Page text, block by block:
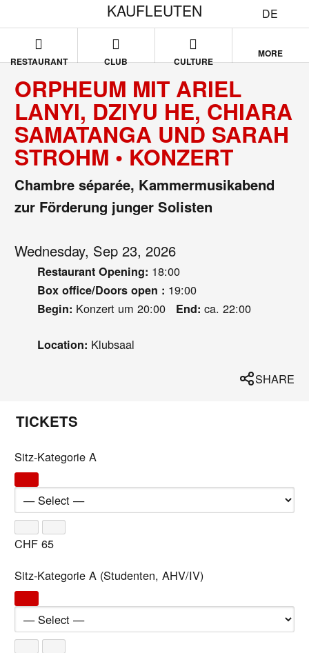
DE
KAUFLEUTEN
RESTAURANT CLUB CULTURE
MORE
ORPHEUM MIT ARIEL
LANYI, DZIYU HE, CHIARA
SAMATANGA UND SARAH
STROHM • KONZERT
Chambre séparée, Kammermusikabend
zur Förderung junger Solisten
Wednesday, Sep 23, 2026
Restaurant Opening: 18:00
Box office/Doors open : 19:00
Begin: Konzert um 20:00 End: ca. 22:00
Location: Klubsaal
SHARE
TICKETS
Sitz-Kategorie A
CHF 65
Sitz-Kategorie A (Studenten, AHV/IV)